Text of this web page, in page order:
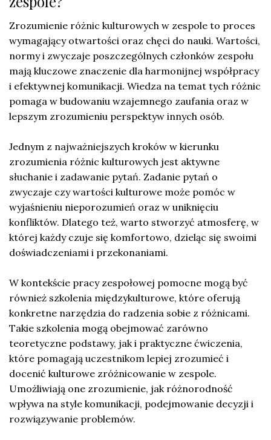
Zrozumienie różnic kulturowych w zespole to proces
wymagający otwartości oraz chęci do nauki. Wartości,
normy i zwyczaje poszczególnych członków zespołu
mają kluczowe znaczenie dla harmonijnej współpracy
i efektywnej komunikacji. Wiedza na temat tych różnic
pomaga w budowaniu wzajemnego zaufania oraz w
lepszym zrozumieniu perspektyw innych osób.
Jednym z najważniejszych kroków w kierunku
zrozumienia różnic kulturowych jest aktywne
słuchanie i zadawanie pytań. Zadanie pytań o
zwyczaje czy wartości kulturowe może pomóc w
wyjaśnieniu nieporozumień oraz w uniknięciu
konfliktów. Dlatego też, warto stworzyć atmosferę, w
której każdy czuje się komfortowo, dzieląc się swoimi
doświadczeniami i przekonaniami.
W kontekście pracy zespołowej pomocne mogą być
również szkolenia międzykulturowe, które oferują
konkretne narzędzia do radzenia sobie z różnicami.
Takie szkolenia mogą obejmować zarówno
teoretyczne podstawy, jak i praktyczne ćwiczenia,
które pomagają uczestnikom lepiej zrozumieć i
docenić kulturowe zróżnicowanie w zespole.
Umożliwiają one zrozumienie, jak różnorodność
wpływa na style komunikacji, podejmowanie decyzji i
rozwiązywanie problemów.